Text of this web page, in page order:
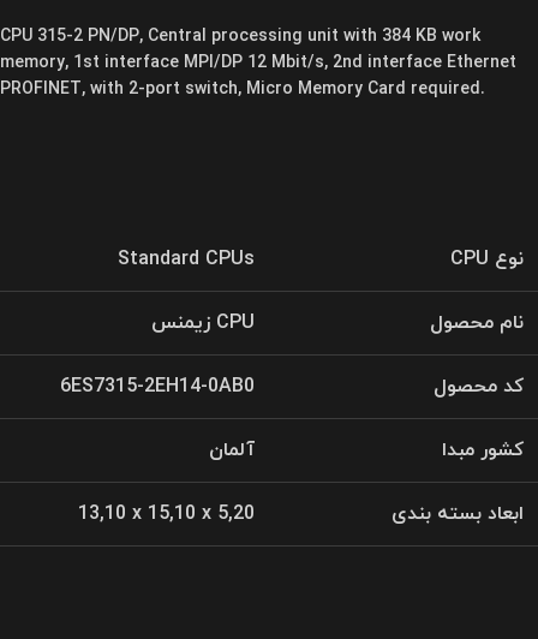
CPU 315-2 PN/DP, Central processing unit with 384 KB work
memory, 1st interface MPI/DP 12 Mbit/s, 2nd interface Ethernet
PROFINET, with 2-port switch, Micro Memory Card required.
نوع CPU Standard CPUs
نام محصول CPU زیمنس
کد محصول 6ES7315-2EH14-0AB0
کشور مبدا آلمان
ابعاد بسته بندی 13,10 x 15,10 x 5,20